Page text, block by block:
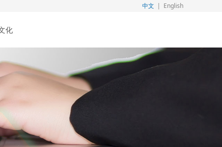
中文 | English
化